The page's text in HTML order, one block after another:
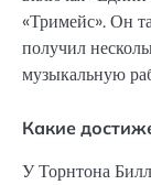
«Тримейс». Он
получил
музыкальную
Какие
У Торнтона